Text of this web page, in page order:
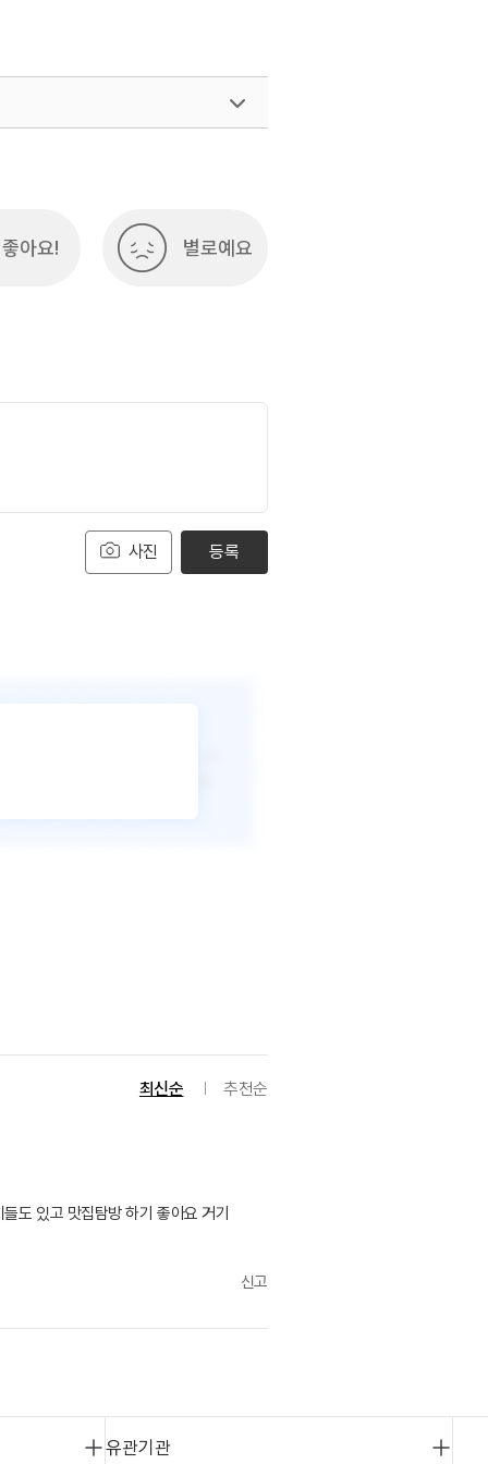
좋아요! 별로예요
사진 등록
최신순 추천순
도 있고 맛집탐방 하기 좋아요 거기
신고
유관기관